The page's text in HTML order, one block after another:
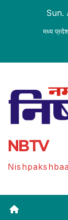
Sun.
मध्य प्रदेश
NBTV